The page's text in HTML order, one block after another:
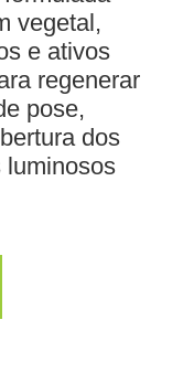
vegetal,
e ativos
regenerar
pose,
dos
luminosos